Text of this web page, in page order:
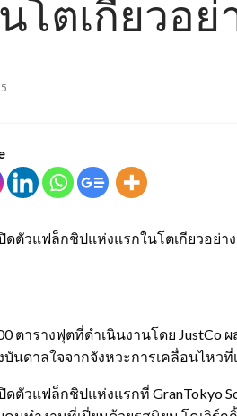
โตเกียวอย่
ปิดตัวแฟล็กชิปแห่งแรกในโตเกียวอย่
ตารางฟุตที่ดำเนินงานโดย JustCo
นดาลใจจากจังหวะการเคลื่อนไหวที่
ปิดตัวแฟล็กชิปแห่งแรกที่ GranTokyo